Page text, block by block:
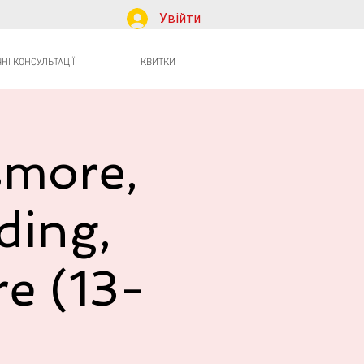
Увійти
КОНСУЛЬТАЦІЇ КВИТКИ
(13-